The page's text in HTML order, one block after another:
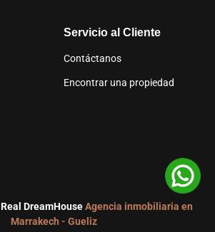
Servicio al Cliente
Contáctanos
Encontrar una propiedad
Real DreamHouseAgencia inmobiliaria en
Marrakech - Gueliz